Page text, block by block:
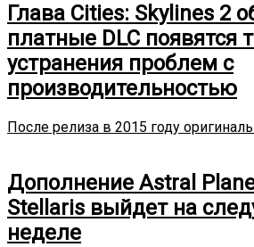
Глава Cities: Skylines 2
платные DLC появятся
устранения проблем с
производительностью
После релиза в 2015 году
Дополнение Astral
Stellaris выйдет на
неделе